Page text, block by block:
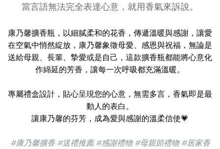
當言語無法完全表達心意，就用香氣來訴說。
康乃馨擴香瓶，以細膩柔和的花香，傳遞溫暖與感謝，讓愛
在空氣中悄然綻放，康乃馨象徵母愛、感恩與祝福，無論是
送給母親、長輩、摯愛或是自己，這款擴香瓶都能將心意化
作綿延的芳香，讓每一次呼吸都充滿溫暖。
專屬禮盒設計，貼心呈現您的心意，無需多言，香氣即是最
動人的表白。
讓康乃馨的芬芳，成為愛與感謝的溫柔信使💗
#康乃馨擴香 #送禮推薦 #感謝禮物 #母親節禮物 #居家香